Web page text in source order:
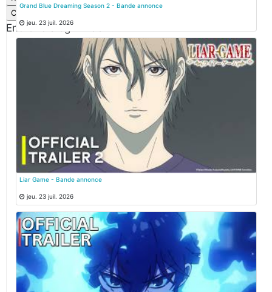
Resetrestore all settings to the default values
Close Modal Dialog
End of dialog window.
Grand Blue Dreaming Season 2 - Bande annonce
jeu. 23 juil. 2026
Liar Game - Bande annonce
jeu. 23 juil. 2026